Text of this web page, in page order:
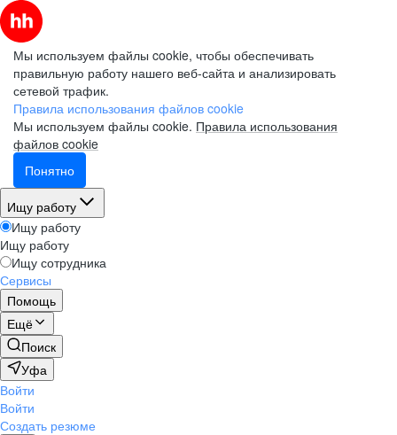
Мы используем файлы cookie, чтобы обеспечивать
правильную работу нашего веб-сайта и анализировать
сетевой трафик.
Правила использования файлов cookie
Мы используем файлы cookie. Правила использования
файлов cookie
Понятно
Ищу работу
Ищу работу
Ищу работу
Ищу сотрудника
Сервисы
Помощь
Ещё
Поиск
Уфа
Войти
Войти
Создать резюме